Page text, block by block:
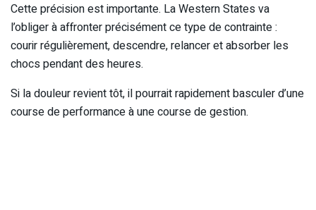
Cette précision est importante. La Western States va
l’obliger à affronter précisément ce type de contrainte :
courir régulièrement, descendre, relancer et absorber les
chocs pendant des heures.
Si la douleur revient tôt, il pourrait rapidement basculer d’une
course de performance à une course de gestion.